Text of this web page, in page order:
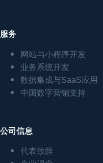
服务
网站与小程序开发
业务系统开发
数据集成与SaaS应用
中国数字营销支持
公司信息
代表致辞